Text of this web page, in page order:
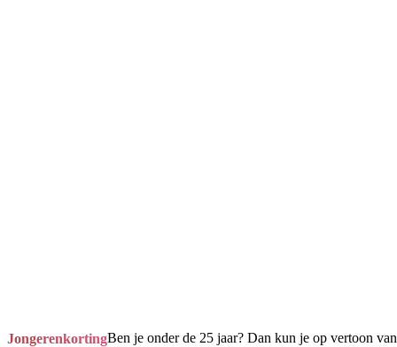
JongerenkortingBen je onder de 25 jaar? Dan kun je op vertoon